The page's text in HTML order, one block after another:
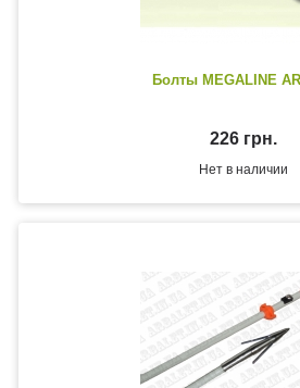
Болты MEGALINE
226 грн.
Нет в наличии